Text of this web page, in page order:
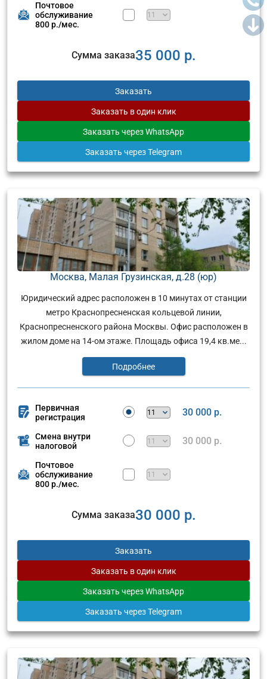
Почтовое
обслуживание
800 р./мес.
Сумма заказа35 000 р.
Заказать
Заказать в один клик
Заказать через WhatsApp
Заказать через Telegram
Москва, Малая Грузинская, д.28 (юр)
Юридический адрес расположен в 10 минутах от станции
метро Краснопресненская кольцевой линии,
Краснопресненского района Москвы. Офис расположен в
жилом доме на 14-ом этаже. Площадь офиса 19,4 кв.ме...
Подробнее
Первичная
регистрация
30 000 р.
Смена внутри
налоговой
30 000 р.
Почтовое
обслуживание
800 р./мес.
Сумма заказа30 000 р.
Заказать
Заказать в один клик
Заказать через WhatsApp
Заказать через Telegram